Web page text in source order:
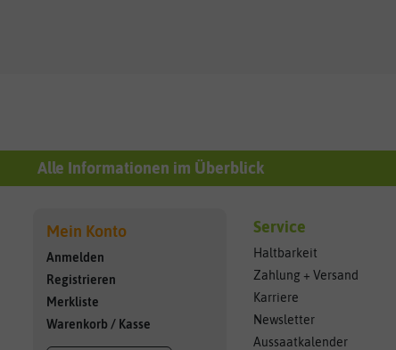
Alle Informationen im Überblick
Mein Konto
Anmelden
Registrieren
Merkliste
Warenkorb / Kasse
Service
Haltbarkeit
Zahlung + Versand
Karriere
Newsletter
Aussaatkalender